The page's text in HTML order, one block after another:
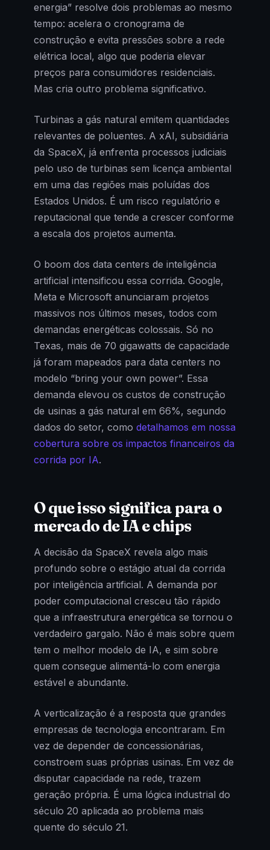
energia” resolve dois problemas ao mesmo
tempo: acelera o cronograma de
construção e evita pressões sobre a rede
elétrica local, algo que poderia elevar
preços para consumidores residenciais.
Mas cria outro problema significativo.
Turbinas a gás natural emitem quantidades
relevantes de poluentes. A xAI, subsidiária
da SpaceX, já enfrenta processos judiciais
pelo uso de turbinas sem licença ambiental
em uma das regiões mais poluídas dos
Estados Unidos. É um risco regulatório e
reputacional que tende a crescer conforme
a escala dos projetos aumenta.
O boom dos data centers de inteligência
artificial intensificou essa corrida. Google,
Meta e Microsoft anunciaram projetos
massivos nos últimos meses, todos com
demandas energéticas colossais. Só no
Texas, mais de 70 gigawatts de capacidade
já foram mapeados para data centers no
modelo “bring your own power”. Essa
demanda elevou os custos de construção
de usinas a gás natural em 66%, segundo
dados do setor, como detalhamos em nossa
cobertura sobre os impactos financeiros da
corrida por IA.
O que isso significa para o
mercado de IA e chips
A decisão da SpaceX revela algo mais
profundo sobre o estágio atual da corrida
por inteligência artificial. A demanda por
poder computacional cresceu tão rápido
que a infraestrutura energética se tornou o
verdadeiro gargalo. Não é mais sobre quem
tem o melhor modelo de IA, e sim sobre
quem consegue alimentá-lo com energia
estável e abundante.
A verticalização é a resposta que grandes
empresas de tecnologia encontraram. Em
vez de depender de concessionárias,
constroem suas próprias usinas. Em vez de
disputar capacidade na rede, trazem
geração própria. É uma lógica industrial do
século 20 aplicada ao problema mais
quente do século 21.